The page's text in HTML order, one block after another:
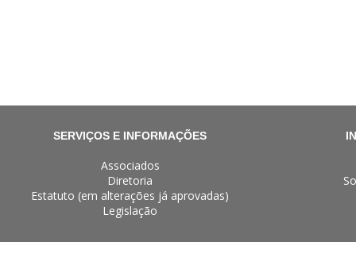
SERVIÇOS E INFORMAÇÕES
Associados
Diretoria
Estatuto (em alterações já aprovadas)
Legislação